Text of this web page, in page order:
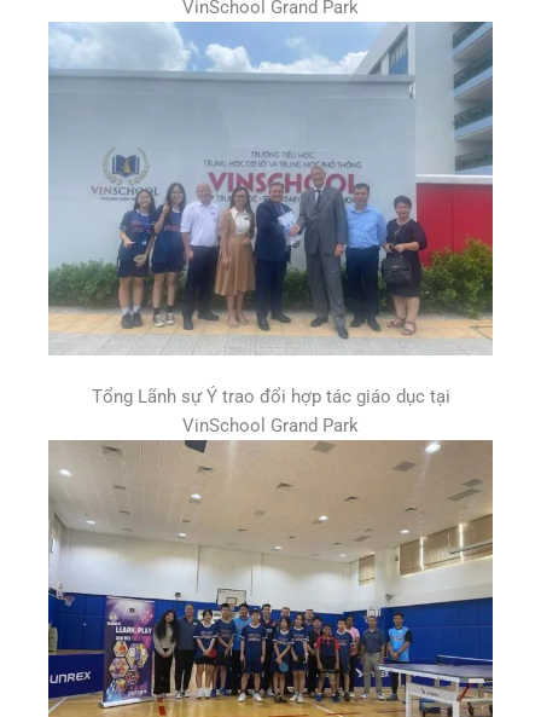
VinSchool Grand Park
Tổng Lãnh sự Ý trao đổi hợp tác giáo dục tại
VinSchool Grand Park